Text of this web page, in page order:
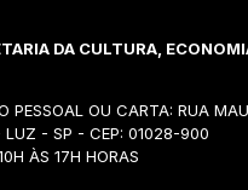
DA CULTURA,
PESSOAL OU CARTA: RUA
LUZ - SP - CEP: 01028-900
ÀS 17H HORAS